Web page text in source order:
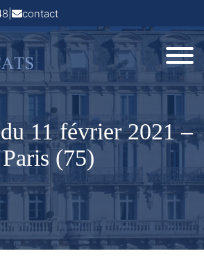
contact
11 février 2021 –
Paris (75)